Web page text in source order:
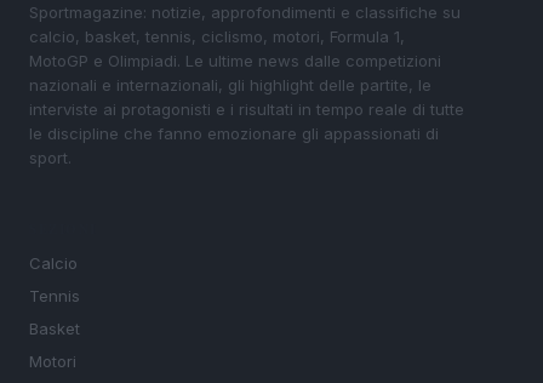
Sportmagazine: notizie, approfondimenti e classifiche su
calcio, basket, tennis, ciclismo, motori, Formula 1,
MotoGP e Olimpiadi. Le ultime news dalle competizioni
nazionali e internazionali, gli highlight delle partite, le
interviste ai protagonisti e i risultati in tempo reale di tutte
le discipline che fanno emozionare gli appassionati di
sport.
Calcio
Tennis
Basket
Motori